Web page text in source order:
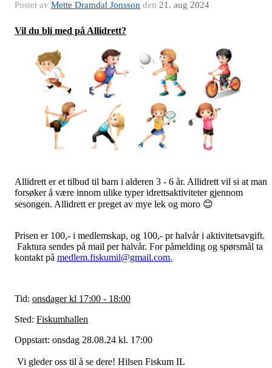
Postet av Mette Dramdal Jonsson den 21. aug 2024
Vil du bli med på Allidrett?
Allidrett er et tilbud til barn i alderen 3 - 6 år. Allidrett vil si at man
forsøker å være innom ulike typer idrettsaktiviteter gjennom
sesongen. Allidrett er preget av mye lek og moro 😊
Prisen er 100,- i medlemskap, og 100,- pr halvår i aktivitetsavgift.
Faktura sendes på mail per halvår. For påmelding og spørsmål ta
kontakt på medlem.fiskumil@gmail.com.
Tid: onsdager kl 17:00 - 18:00
Sted: Fiskumhallen
Oppstart: onsdag 28.08.24 kl. 17:00
Vi gleder oss til å se dere! Hilsen Fiskum IL